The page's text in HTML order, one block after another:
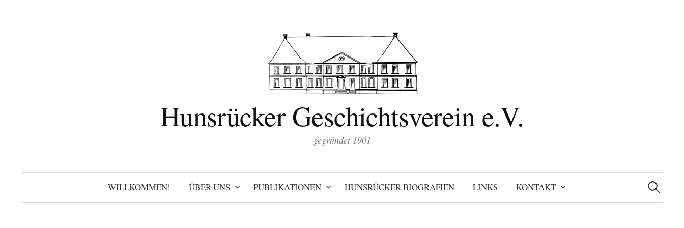
Hunsrücker Geschichtsverein e.V.
gegründet 1901
WILLKOMMEN! ÜBER UNS PUBLIKATIONEN HUNSRÜCKER BIOGRAFIEN LINKS KONTAKT
Suchen
nach: